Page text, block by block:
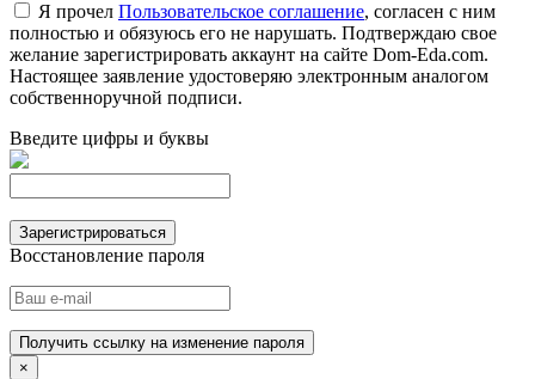
Я прочел Пользовательское соглашение, согласен с ним
полностью и обязуюсь его не нарушать. Подтверждаю свое
желание зарегистрировать аккаунт на сайте Dom-Eda.com.
Настоящее заявление удостоверяю электронным аналогом
собственноручной подписи.
Введите цифры и буквы
Зарегистрироваться
Восстановление пароля
Получить ссылку на изменение пароля
×